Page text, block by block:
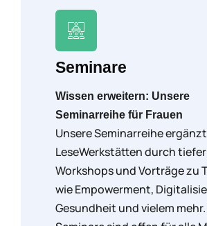
Seminare
Wissen erweitern: Unsere
Seminarreihe für Frauen
Unsere Seminarreihe
LeseWerkstätten durch
Workshops und Vorträge zu
wie Empowerment,
Gesundheit und vielem mehr.